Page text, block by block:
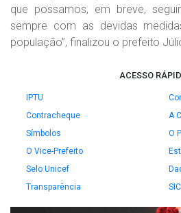
que possamos, em breve,
sempre com as devidas
população”, finalizou o prefeito
ACESSO
IPTU
Contracheque
A
Símbolos
O
O Vice-Prefeito
Selo Unicef
Transparência
SIC